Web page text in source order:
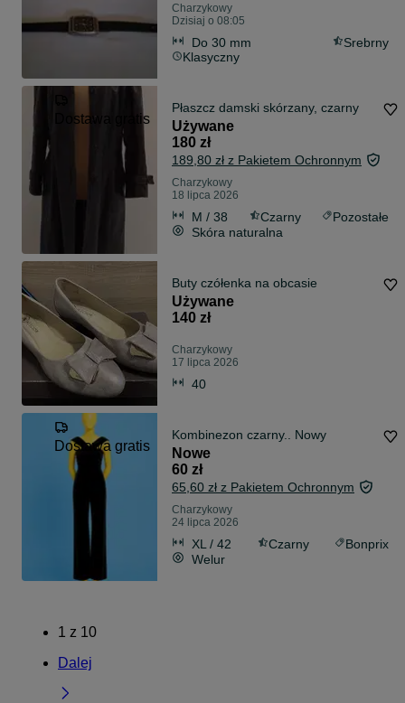
Charzykowy
Dzisiaj o 08:05
Do 30 mm
Srebrny
Klasyczny
Dostawa gratis
Płaszcz damski skórzany, czarny
Używane
180 zł
189,80 zł z Pakietem Ochronnym
Charzykowy
18 lipca 2026
M / 38 Czarny
Pozostałe
Skóra naturalna
Buty czółenka na obcasie
Używane
140 zł
Charzykowy
17 lipca 2026
40
Dostawa gratis
Kombinezon czarny.. Nowy
Nowe
60 zł
65,60 zł z Pakietem Ochronnym
Charzykowy
24 lipca 2026
XL / 42 Czarny
Bonprix
Welur
1 z 10
Dalej